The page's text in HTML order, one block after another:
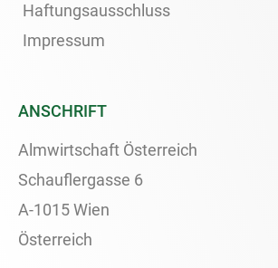
Haftungsausschluss
Impressum
ANSCHRIFT
Almwirtschaft Österreich
Schauflergasse 6
A-1015 Wien
Österreich